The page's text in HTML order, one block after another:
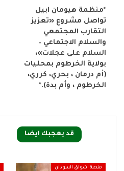
*منظمة هيومان ابيل
تواصل مشروع «تعزيز
التقارب المجتمعي
والسلام الاجتماعي –
السلام على عجلات»،
بولاية الخرطوم بمحليات
(أم درمان ، بحري، كرري،
الخرطوم ، وأم بدة).*
قد يعجبك ايضا
منصة اشواق السودان